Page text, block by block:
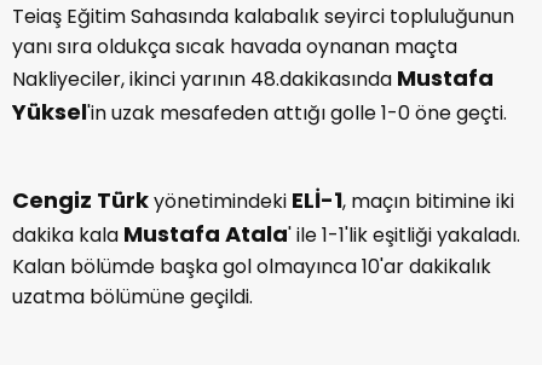
Teiaş Eğitim Sahasında kalabalık seyirci topluluğunun
yanı sıra oldukça sıcak havada oynanan maçta
Nakliyeciler, ikinci yarının 48.dakikasında Mustafa
Yüksel'in uzak mesafeden attığı golle 1-0 öne geçti.
Cengiz Türkyönetimindeki ELİ-1, maçın bitimine iki
dakika kala Mustafa Atala' ile 1-1'lik eşitliği yakaladı.
Kalan bölümde başka gol olmayınca 10'ar dakikalık
uzatma bölümüne geçildi.